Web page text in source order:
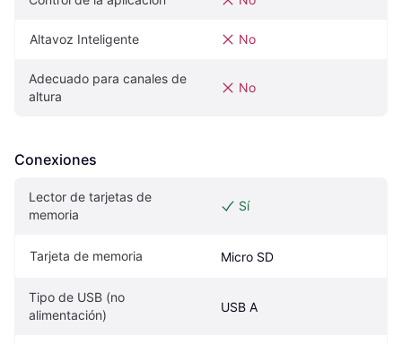
Altavoz Inteligente No
Adecuado para canales de
altura
No
Conexiones
Lector de tarjetas de
memoria
Sí
Tarjeta de memoria Micro SD
Tipo de USB (no
alimentación)
USB A